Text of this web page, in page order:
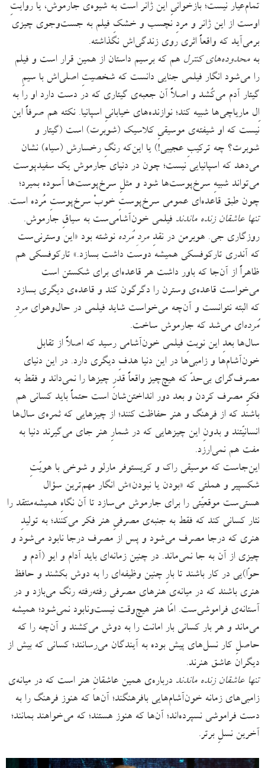
تمام‌عیار نیست؛ بازخوانیِ این ژانر است به شیوه‌ی جارموش، یا روایتِ
اوست از این ژانر و مردِ نچسب و خشکِ فیلم به جست‌وجوی چیزی
برمی‌آید که واقعاً اثری روی زندگی‌اش نگذاشته.
بهمحدوده‌های کنترل هم که برسیم داستان از همین قرار است و فیلم
را می‌شود انگار فیلمی جنایی‌ دانست که شخصیتِ اصلی‌اش با سیمِ
گیتار آدم می‌کُشد و اصلاً آن جعبه‌ی گیتاری که در دست دارد او را به
اِل ماریاچی‌ها شبیه کند؛ نوازنده‌های خیابانیِ اسپانیا. نکته هم صرفاً این
نیست که او شیفته‌ی موسیقیِ کلاسیک (شوبرت) است (گیتار و
شوبرت؟ چه‌ ترکیبِ عجیبی!) یا این‌که رنگِ رخسارش (سیاه) نشان
می‌دهد که اسپانیایی نیست؛ چون در دنیای جارموش یک سفیدپوست
می‌تواند شبیهِ سرخ‌پوست‌ها شود و مثلِ سرخ‌پوست‌ها آسوده بمیرد؛
چون طبق قاعده‌ای عمومی سرخ‌پوستِ خوبْ سرخ‌پوستِ مُرده است.
تنها عاشقان زنده ماندند فیلمی خون‌آشامی‌ست به سیاقِ جارموش.
روزگاری جی. هوبرمن در نقدِمردِ مُرده نوشته بود «این وسترنی‌ست
که آندری تارکوفسکی همیشه دوست داشت بسازد.» تارکوفسکی هم
ظاهراً از آن‌جا که باور داشت هر قاعده‌ای برای شکستن است
می‌خواست قاعده‌ی وسترن را دگرگون کند و قاعده‌ی دیگری بسازد
که البته نتوانست و آن‌چه می‌خواست شاید فیلمی در حال‌وهوایمردِ
مُرده‌ای می‌شد که جارموش ساخت.
سال‌ها بعدِ این نوبتِ فیلمی خون‌آشامی رسید که اصلاً از تقابل
خون‌آشام‌ها و زامبی‌ها در این دنیا هدفِ دیگری دارد. در این دنیای
مصرف‌گرای بی‌حدّ که هیچ‌چیز واقعاً قدرِ چیزها را نمی‌داند و فقط به
فکرِ مصرف کردن و بعد دور انداختن‌شان است حتماً باید کسانی هم
باشند که از فرهنگ و هنر حفاظت کنند؛ از چیزهایی که ثمره‌ی سال‌ها
انسانیّتند و بدونِ این چیزهایی که در شمارِ هنر جای می‌گیرند دنیا به
مفت هم نمی‌ارزد.
این‌جاست که موسیقی راک و کریستوفر مارلو و شوخی با هویّتِ
شکسپیر و هملتی که «بودن یا نبودن»ش انگار مهم‌ترین سؤال
هستی‌ست موقعیّتی را برای جارموش می‌سازد تا آن نگاهِ همیشه‌منتقد را
نثار کسانی کند که فقط به جنبه‌ی مصرفیِ هنر فکر می‌کنند؛ به تولیدِ
هنری که درجا مصرف می‌شود و پس از مصرف درجا نابود می‌شود و
چیزی از آن به‌ جا نمی‌ماند. در چنین زمانه‌ای باید آدام و ایو (آدم و
حوّا)یی در کار باشند تا بارِ چنین وظیفه‌ای را به دوش بکشند و حافظ
هنری باشند که در میانه‌ی هنرهای مصرفی رفته‌رفته رنگ می‌بازد و در
آستانه‌ی فراموشی‌ست. امّا هنر هیچ‌وقت نیست‌ونابود نمی‌شود؛ همیشه
می‌ماند و هر بار کسانی بار امانت را به دوش می‌کشند و آن‌چه را که
حاصلِ کار نسل‌های پیش بوده به آیندگان می‌رسانند؛ کسانی که بیش از
دیگران عاشق هنرند.
تنها عاشقان زنده ماندند درباره‌ی همین عاشقانِ هنر است که در میانه‌ی
زامبی‌های زمانه ‌خون‌آشام‌هایی بافرهنگند؛ آن‌ها که هنوز فرهنگ را به
دست فراموشی نسپرده‌اند؛ آن‌ها که هنوز هستند؛ که می‌خواهند بمانند؛
آخرین نسلِ برتر.